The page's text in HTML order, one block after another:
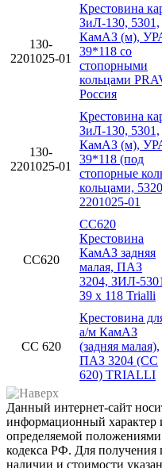
130-
2201025-01
Крестовина
ЗиЛ-130, 5301,
КамАЗ (м),
39*118 со
стопорными
кольцами
Россия
130-
2201025-01
Крестовина
ЗиЛ-130, 5301,
КамАЗ (м),
39*118 (под
стопорные
кольцами,
2201025-01
CC620
CC620
Крестовина
КамАЗ задняя
малая, ПАЗ
3204, ЗИЛ-5301
39 х 118 Trialli
CC 620
Крестовина
а/м КамАЗ
(задняя малая),
ПАЗ 3204 (CC
620) TRIALLI
Данный интернет-сайт
информационный характер
определяемой
кодекса РФ. Для
наличии и стоимости